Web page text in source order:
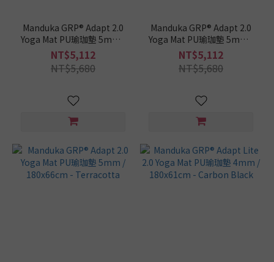
Manduka GRP® Adapt 2.0
Yoga Mat PU瑜珈墊 5mm /
180x66cm - Carbon Black
NT$5,112
NT$5,680
Manduka GRP® Adapt 2.0
Yoga Mat PU瑜珈墊 5mm /
180x66cm - Carbon
Marbled
NT$5,112
NT$5,680